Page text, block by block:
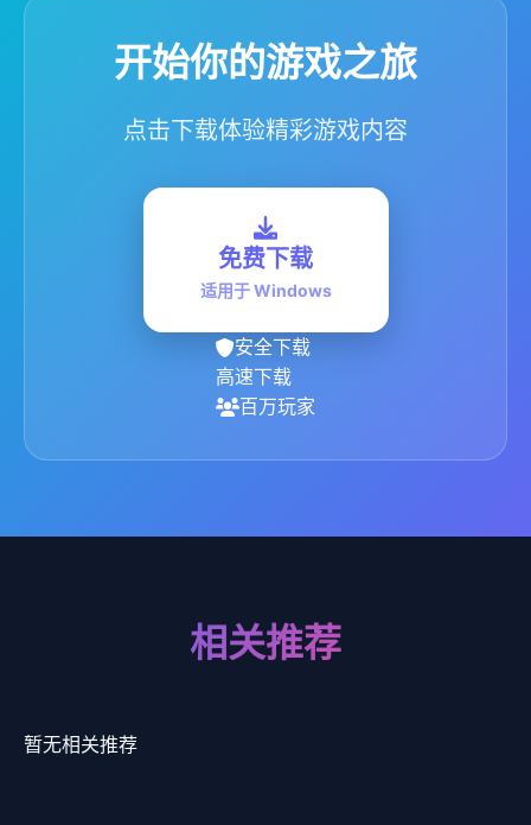
开始你的游戏之旅
点击下载体验精彩游戏内容
免费下载
适用于 Windows
安全下载
高速下载
百万玩家
相关推荐
暂无相关推荐